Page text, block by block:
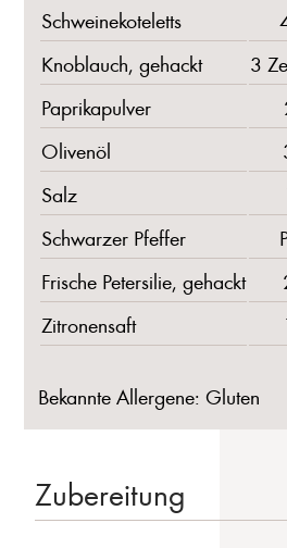
Schweinekoteletts
Knoblauch, gehackt
3
Paprikapulver
Olivenöl
Salz
Schwarzer Pfeffer
Frische Petersilie, gehackt
Zitronensaft
Bekannte Allergene: Gluten
Zubereitung